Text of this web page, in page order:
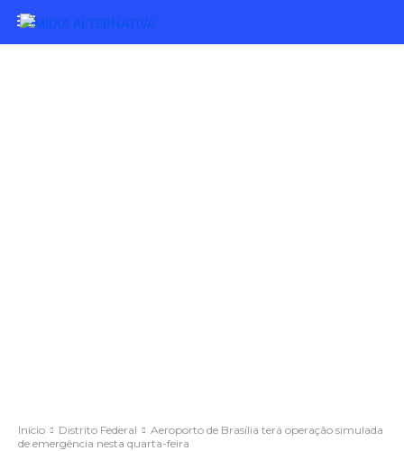
Início Distrito Federal
Aeroporto de Brasília terá operação simulada
de emergência nesta quarta-feira